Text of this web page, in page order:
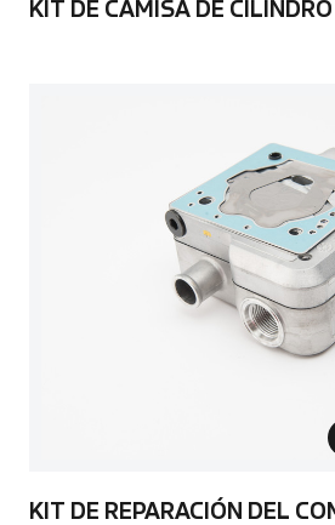
KIT DE CAMISA DE
KIT DE REPARACIÓN DEL